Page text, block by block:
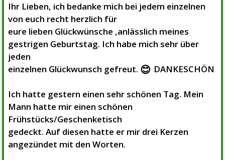
Ihr Lieben, ich bedanke mich bei jedem einzelnen
von euch recht herzlich für
eure lieben Glückwünsche ,anlässlich meines
gestrigen Geburtstag. Ich habe mich sehr über
jeden
einzelnen Glückwunsch gefreut. 😊 DANKESCHÖN
Ich hatte gestern einen sehr schönen Tag. Mein
Mann hatte mir einen schönen
Frühstücks/Geschenketisch
gedeckt. Auf diesen hatte er mir drei Kerzen
angezündet mit den Worten.